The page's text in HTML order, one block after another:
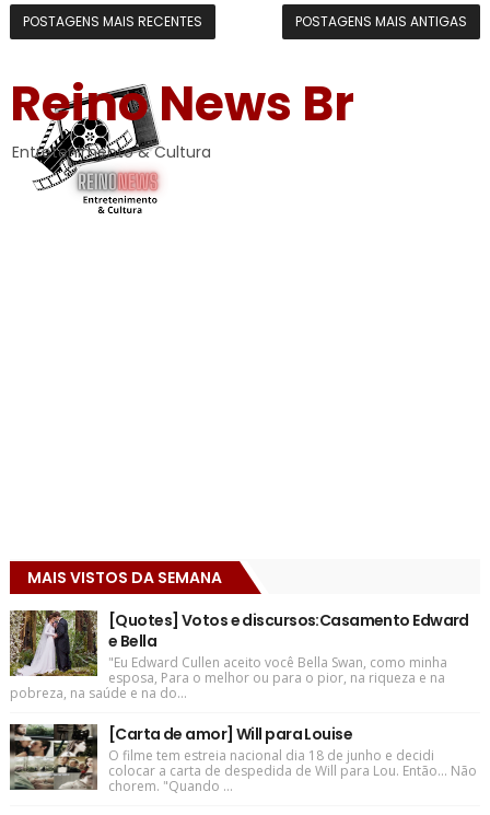
POSTAGENS MAIS RECENTES POSTAGENS MAIS ANTIGAS
Reino News Br
Entretenimento & Cultura
MAIS VISTOS DA SEMANA
[Quotes] Votos e discursos:Casamento Edward
e Bella
"Eu Edward Cullen aceito você Bella Swan, como minha
esposa, Para o melhor ou para o pior, na riqueza e na
pobreza, na saúde e na do...
[Carta de amor] Will para Louise
O filme tem estreia nacional dia 18 de junho e decidi
colocar a carta de despedida de Will para Lou. Então... Não
chorem. "Quando ...